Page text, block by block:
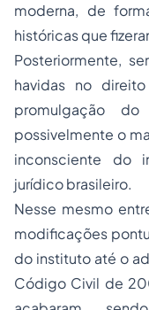
moderna, de
históricas que
Posteriormente,
havidas no
promulgação
possivelmente o
inconsciente do
jurídico brasileiro.
Nesse mesmo
modificações
do instituto até o
Código Civil de